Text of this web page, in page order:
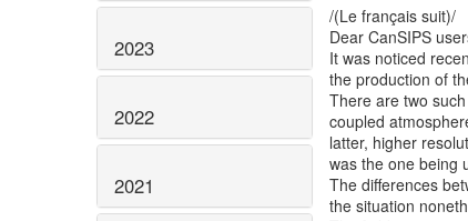
2023
2022
2021
/(Le français suit)/
Dear CanSIPS
It was noticed
the production of
There are two
coupled
latter, higher
was the one being
The differences
the situation